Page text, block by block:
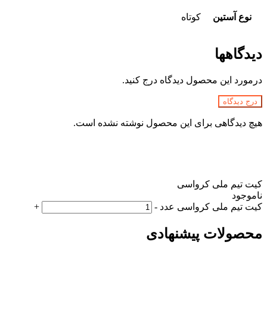
نوع آستین کوتاه
دیدگاهها
درمورد این محصول دیدگاه درج کنید.
درج دیدگاه
هیچ دیدگاهی برای این محصول نوشته نشده است.
کیت تیم ملی کرواسی
ناموجود
کیت تیم ملی کرواسی عدد -
+
محصولات پیشنهادی